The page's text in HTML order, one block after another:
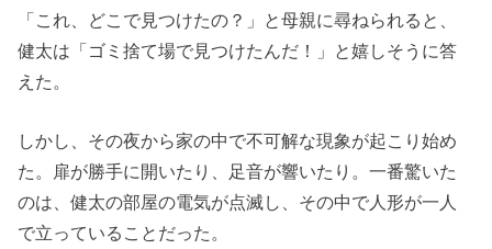
「これ、どこで見つけたの？」と母親に尋ねられると、
健太は「ゴミ捨て場で見つけたんだ！」と嬉しそうに答
えた。
しかし、その夜から家の中で不可解な現象が起こり始め
た。扉が勝手に開いたり、足音が響いたり。一番驚いた
のは、健太の部屋の電気が点滅し、その中で人形が一人
で立っていることだった。